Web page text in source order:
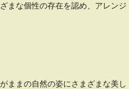
まな個性の存在を認め、アレンジ
ままの自然の姿にさまざまな美し